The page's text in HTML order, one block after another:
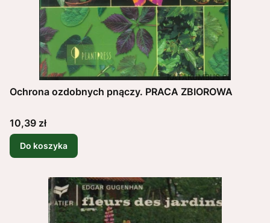
Ochrona ozdobnych pnączy. PRACA ZBIOROWA
Cena
10,39 zł
Do koszyka